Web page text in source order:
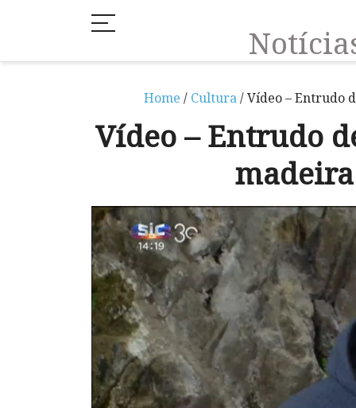
Home / Cultura/ Vídeo – Entrudo
Vídeo – Entrudo